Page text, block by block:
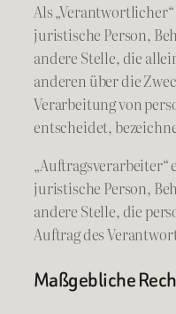
Als
juristische Person,
andere Stelle, die
anderen über die
Verarbeitung von
entscheidet,
juristische Person,
andere Stelle, die
Auftrag des
Maßgebliche